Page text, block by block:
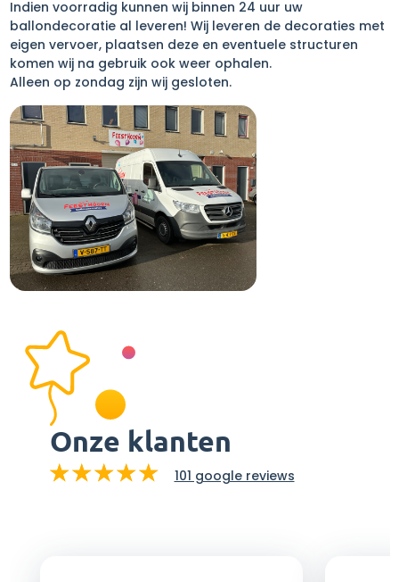
Indien voorradig kunnen wij binnen 24 uur uw
ballondecoratie al leveren! Wij leveren de decoraties met
eigen vervoer, plaatsen deze en eventuele structuren
komen wij na gebruik ook weer ophalen.
Alleen op zondag zijn wij gesloten.
Onze klanten
101 google reviews